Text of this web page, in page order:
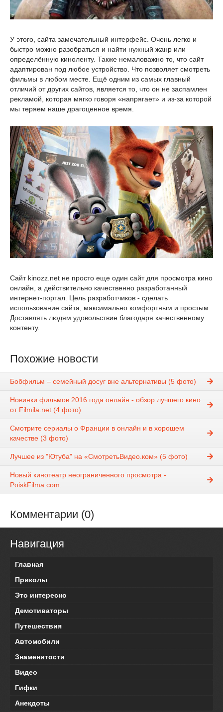
У этого, сайта замечательный интерфейс. Очень легко и
быстро можно разобраться и найти нужный жанр или
определённую киноленту. Также немаловажно то, что сайт
адаптирован под любое устройство. Что позволяет смотреть
фильмы в любом месте. Ещё одним из самых главный
отличий от других сайтов, является то, что он не заспамлен
рекламой, которая мягко говоря «напрягает» и из-за которой
мы теряем наше драгоценное время.
Сайт kinozz.net не просто еще один сайт для просмотра кино
онлайн, а действительно качественно разработанный
интернет-портал. Цель разработчиков - сделать
использование сайта, максимально комфортным и простым.
Доставлять людям удовольствие благодаря качественному
контенту.
Похожие новости
Бобфильм – семейный досуг вне альтернативы (5 фото)
Новинки фильмов 2016 года онлайн - обзор лучшего кино
от Filmila.net (4 фото)
Смотрите сериалы о Франции в онлайн и в хорошем
качестве (3 фото)
Лучшее из "Ютуба" на «СмотретьВидео.ком» (5 фото)
Новый кинотеатр неограниченного просмотра -
PoiskFilma.com.
Комментарии (0)
Навигация
Главная
Приколы
Это интересно
Демотиваторы
Путешествия
Автомобили
Знаменитости
Видео
Гифки
Анекдоты